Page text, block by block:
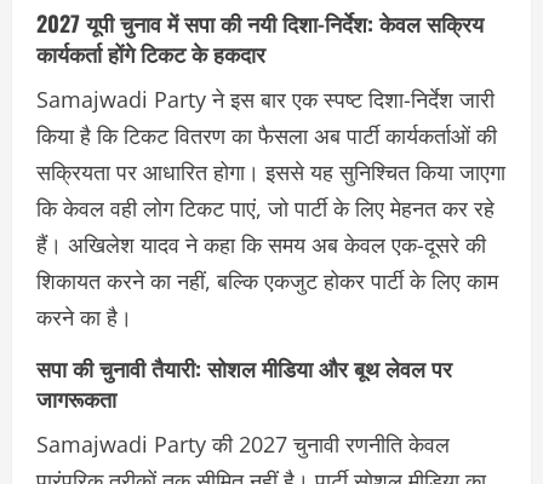
2027 यूपी चुनाव में सपा की नयी दिशा-निर्देश: केवल सक्रिय
कार्यकर्ता होंगे टिकट के हकदार
Samajwadi Party ने इस बार एक स्पष्ट दिशा-निर्देश जारी
किया है कि टिकट वितरण का फैसला अब पार्टी कार्यकर्ताओं की
सक्रियता पर आधारित होगा। इससे यह सुनिश्चित किया जाएगा
कि केवल वही लोग टिकट पाएं, जो पार्टी के लिए मेहनत कर रहे
हैं। अखिलेश यादव ने कहा कि समय अब केवल एक-दूसरे की
शिकायत करने का नहीं, बल्कि एकजुट होकर पार्टी के लिए काम
करने का है।
सपा की चुनावी तैयारी: सोशल मीडिया और बूथ लेवल पर
जागरूकता
Samajwadi Party की 2027 चुनावी रणनीति केवल